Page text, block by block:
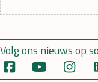
Volg ons nieuws op